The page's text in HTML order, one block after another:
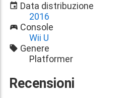
Data distribuzione
2016
Console
Wii U
Genere
Platformer
Recensioni